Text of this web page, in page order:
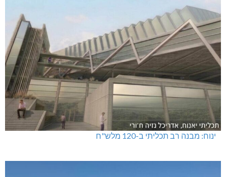
ינוח: מבנה רב תכליתי ב-120 מלש"ח